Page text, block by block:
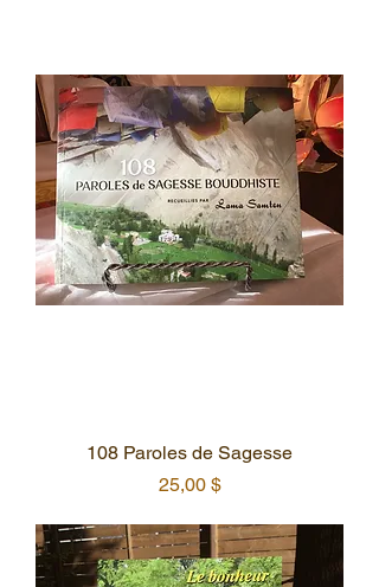
108 Paroles de Sagesse
Prix
25,00 $